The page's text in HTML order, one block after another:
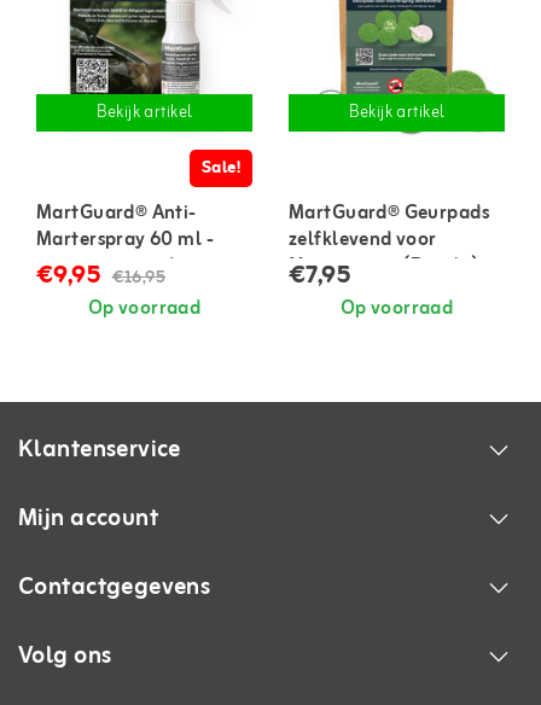
Bekijk artikel
Sale!
MartGuard® Anti-
Marterspray 60 ml -
geconcentreerd
€9,95 €16,95
Op voorraad
Bekijk artikel
MartGuard® Geurpads
zelfklevend voor
Marterspray (5 stuks)
€7,95
Op voorraad
Klantenservice
Mijn account
Contactgegevens
Volg ons